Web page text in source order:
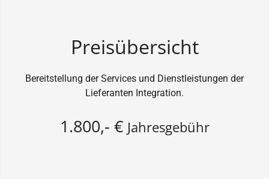
Preisübersicht
Bereitstellung der Services und Dienstleistungen der
Lieferanten Integration.
1.800,- € Jahresgebühr